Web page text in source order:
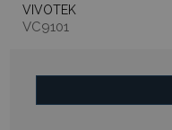
VIVOTEK
VC9101